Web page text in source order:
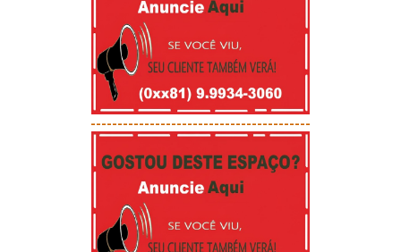
-----------------------------------------